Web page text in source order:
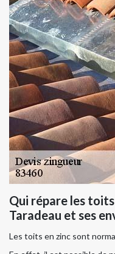
Qui répare les
Taradeau et ses
Les toits en zinc sont